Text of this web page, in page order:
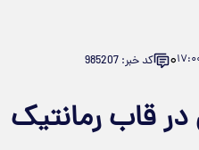
۰ کد خبر: 985207
قاب رمانتیک